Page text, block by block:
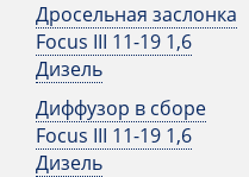
Дросельная заслонка
Focus III 11-19 1,6
Дизель
Диффузор в сборе
Focus III 11-19 1,6
Дизель